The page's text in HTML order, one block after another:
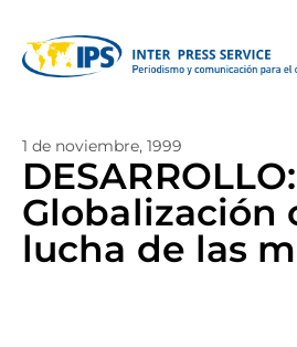
1 de noviembre, 1999
DESARROLLO:
Globalización
lucha de las